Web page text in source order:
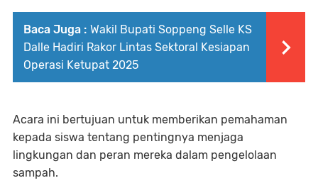
Baca Juga : Wakil Bupati Soppeng Selle KS
Dalle Hadiri Rakor Lintas Sektoral Kesiapan
Operasi Ketupat 2025
Acara ini bertujuan untuk memberikan pemahaman
kepada siswa tentang pentingnya menjaga
lingkungan dan peran mereka dalam pengelolaan
sampah.